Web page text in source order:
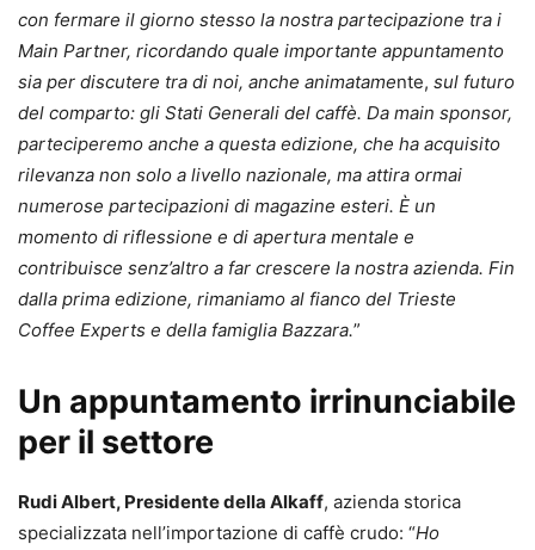
con fermare il giorno stesso la nostra partecipazione tra i
Main Partner, ricordando quale importante appuntamento
sia per discutere tra di noi, anche animatamente, sul futuro
del comparto: gli Stati Generali del caffè. Da main sponsor,
parteciperemo anche a questa edizione, che ha acquisito
rilevanza non solo a livello nazionale, ma attira ormai
numerose partecipazioni di magazine esteri. È un
momento di riflessione e di apertura mentale e
contribuisce senz’altro a far crescere la nostra azienda. Fin
dalla prima edizione, rimaniamo al fianco del Trieste
Coffee Experts e della famiglia Bazzara.”
Un appuntamento irrinunciabile
per il settore
Rudi Albert, Presidente della Alkaff, azienda storica
specializzata nell’importazione di caffè crudo: “Ho